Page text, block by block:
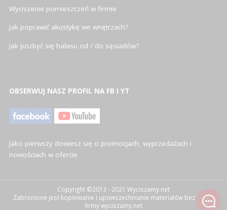
Wyciszenie pomieszczeń w firmie
Jak poprawić akustykę we wnętrzach?
Jak pozbyć się hałasu od / do sąsiadów?
OBSERWUJ NASZ PROFIL NA FB I YT
Jako pierwszy dowiesz się o promocjach, wyprzedażach i
nowościach w ofercie
Copyright ©2013 - 2021 Wyciszamy.net
Zabronione jest kopiowanie i upowszechnianie materiałów bez zgody
firmy wyciszamy.net